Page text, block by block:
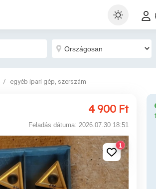
egyéb ipari gép, szerszám
4 900 Ft
Feladás dátuma: 2026.07.30 18:51
1